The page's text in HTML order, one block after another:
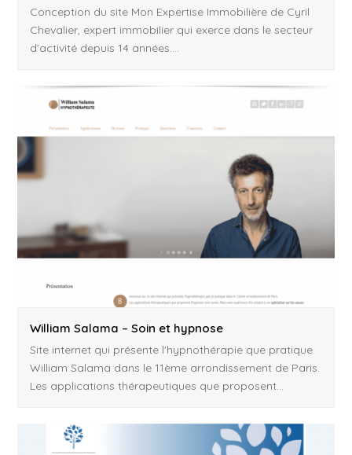
Conception du site Mon Expertise Immobilière de Cyril
Chevalier, expert immobilier qui exerce dans le secteur
d’activité depuis 14 années.…
William Salama – Soin et hypnose
Site internet qui présente l'hypnothérapie que pratique
William Salama dans le 11ème arrondissement de Paris.
Les applications thérapeutiques que proposent…